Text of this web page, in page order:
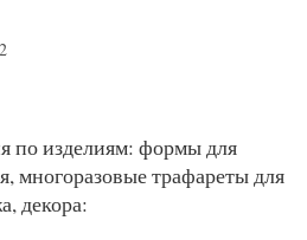
по изделиям: формы для
многоразовые трафареты для
декора: